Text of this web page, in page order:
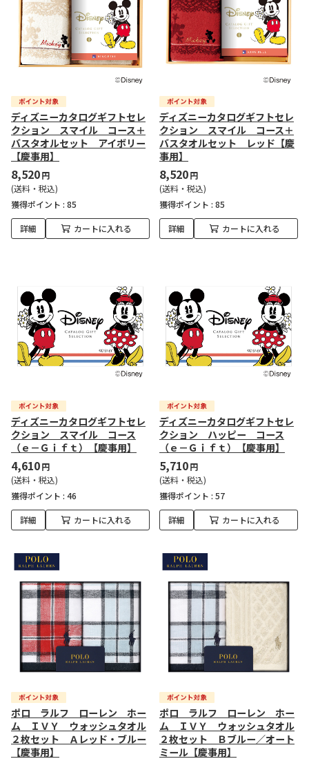
ディズニーカタログギフトセレ
クション スマイル コース＋
バスタオルセット アイボリー
【慶事用】
8,520円
(送料・税込)
獲得ポイント : 85
詳細 カートに入れる
ディズニーカタログギフトセレ
クション スマイル コース＋
バスタオルセット レッド【慶
事用】
8,520円
(送料・税込)
獲得ポイント : 85
詳細 カートに入れる
ディズニーカタログギフトセレ
クション スマイル コース
（ｅ－Ｇｉｆｔ）【慶事用】
4,610円
(送料・税込)
獲得ポイント : 46
詳細 カートに入れる
ディズニーカタログギフトセレ
クション ハッピー コース
（ｅ－Ｇｉｆｔ）【慶事用】
5,710円
(送料・税込)
獲得ポイント : 57
詳細 カートに入れる
ポロ ラルフ ローレン ホー
ム ＩＶＹ ウォッシュタオル
２枚セット Ａレッド・ブルー
【慶事用】
ポロ ラルフ ローレン ホー
ム ＩＶＹ ウォッシュタオル
２枚セット Ｂブルー／オート
ミール【慶事用】